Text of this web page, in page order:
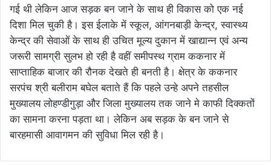
गई थी लेकिन आज सड़क बन जाने के साथ ही विकास को एक नई
दिशा मिल चुकी है। इस ईलाके में स्कूल, आंगनबाड़ी केन्द्र, स्वास्थ्य
केन्द्र की सेवाओं के साथ ही उचित मूल्य दुकान में खाद्यान्न एवं अन्य
जरूरी सामग्री सुलभ हो रही है वहीं समीपस्थ ग्राम ककनार में
साप्ताहिक बाजार की रौनक देखते ही बनती है। क्षेत्र के ककनार
सरपंच श्री बलीराम बघेल बताते हैं कि पहले उन्हे अपने तहसील
मुख्यालय लोहण्डीगुड़ा और जिला मुख्यालय तक जाने मे काफी दिक्कतों
का सामना करना पड़ता था। लेकिन अब सड़क के बन जाने से
बारहमासी आवागमन की सुविधा मिल रही है।